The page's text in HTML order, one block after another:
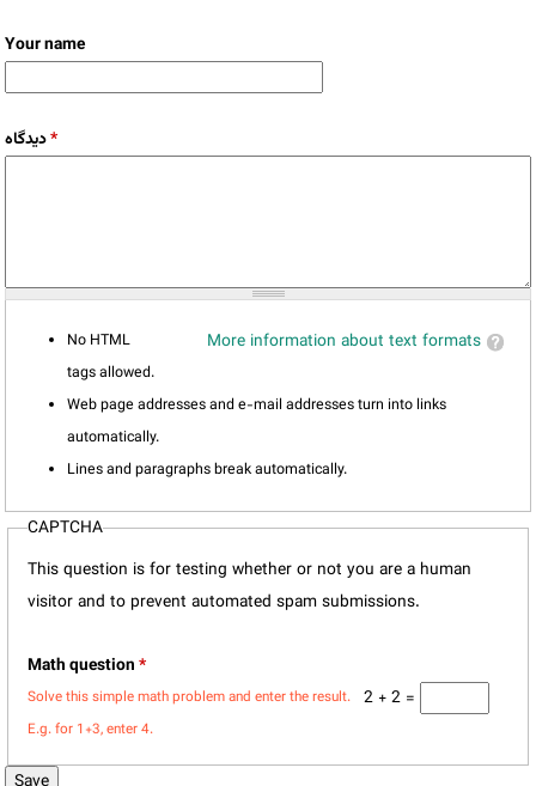
Your name
دیدگاه*
More information about text formats
No HTML
tags allowed.
Web page addresses and e-mail addresses turn into links
automatically.
Lines and paragraphs break automatically.
CAPTCHA
This question is for testing whether or not you are a human
visitor and to prevent automated spam submissions.
Math question*
2 + 2 =
Solve this simple math problem and enter the result.
E.g. for 1+3, enter 4.